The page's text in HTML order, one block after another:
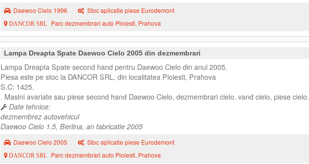
Daewoo Cielo 1996 Stoc aplicatie piese Eurodemont
DANCOR SRL Parc dezmembrari auto Ploiesti, Prahova
Lampa Dreapta Spate Daewoo Cielo 2005 din dezmembrari
Lampa Dreapta Spate second hand pentru Daewoo Cielo din anul 2005.
Piesa este pe stoc la DANCOR SRL, din localitatea Ploiesti, Prahova
S.C: 1425.
. Masini avariate sau piese second hand Daewoo Cielo, dezmembrari cielo. vand cielo, piese cielo.
Date tehnice:
dezmembrez autovehicul
Daewoo Cielo 1.5, Berlina, an fabricatie 2005
Daewoo Cielo 2005 Stoc aplicatie piese Eurodemont
DANCOR SRL Parc dezmembrari auto Ploiesti, Prahova